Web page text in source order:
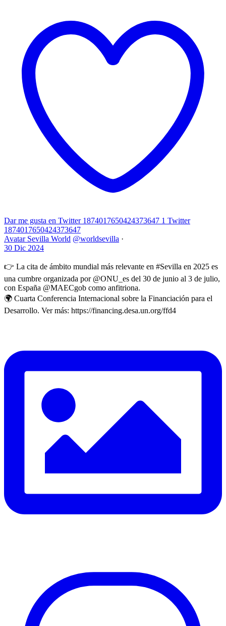
Dar me gusta en Twitter 1874017650424373647 1 Twitter
1874017650424373647
Avatar Sevilla World @worldsevilla ·
30 Dic 2024
👉 La cita de ámbito mundial más relevante en #Sevilla en 2025 es
una cumbre organizada por @ONU_es del 30 de junio al 3 de julio,
con España @MAECgob como anfitriona.
🌍 Cuarta Conferencia Internacional sobre la Financiación para el
Desarrollo. Ver más: https://financing.desa.un.org/ffd4